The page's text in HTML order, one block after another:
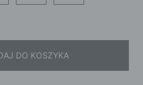
DO KOSZYKA